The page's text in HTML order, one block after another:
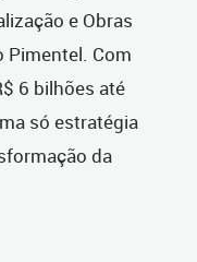
e Obras
Pimentel. Com
6 bilhões até
só estratégia
da